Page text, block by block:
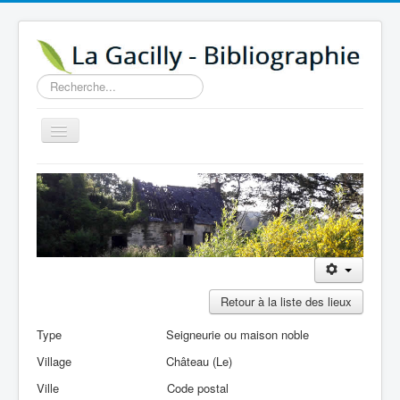
Rechercher
Basculer
la
Accueil
14e au 18e siècle
Sources
Contactez-nous
A propos
Retour à la liste des lieux
Type
Seigneurie ou maison noble
Village
Château (Le)
Ville
Code postal